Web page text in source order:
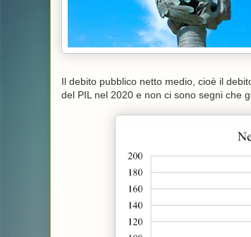
Il debito pubblico netto medio, cioè il
del PIL nel 2020 e non ci sono segni che